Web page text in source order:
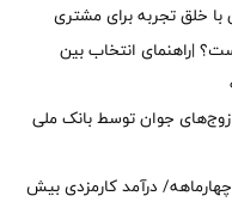
با خلق تجربه برای مشتری
|راهنمای انتخاب بین
به زوج‌های جوان توسط بانک ملی
درآمد کارمزدی بیش